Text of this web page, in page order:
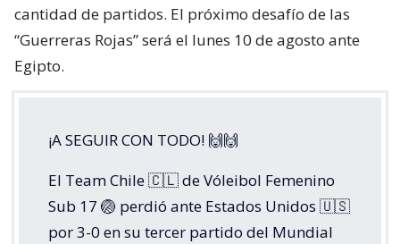
cantidad de partidos. El próximo desafío de las
“Guerreras Rojas” será el lunes 10 de agosto ante
Egipto.
¡A SEGUIR CON TODO! 🙌🙌
El Team Chile 🇨🇱 de Vóleibol Femenino
Sub 17 🏐 perdió ante Estados Unidos 🇺🇸
por 3-0 en su tercer partido del Mundial